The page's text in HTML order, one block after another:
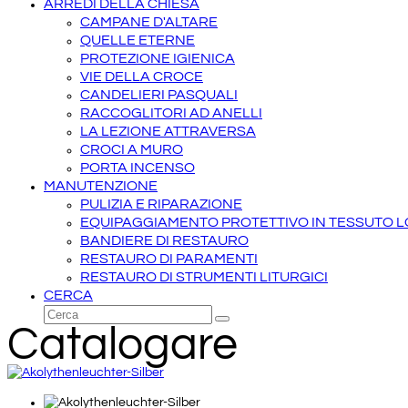
ARREDI DELLA CHIESA
CAMPANE D'ALTARE
QUELLE ETERNE
PROTEZIONE IGIENICA
VIE DELLA CROCE
CANDELIERI PASQUALI
RACCOGLITORI AD ANELLI
LA LEZIONE ATTRAVERSA
CROCI A MURO
PORTA INCENSO
MANUTENZIONE
PULIZIA E RIPARAZIONE
EQUIPAGGIAMENTO PROTETTIVO IN TESSUTO
BANDIERE DI RESTAURO
RESTAURO DI PARAMENTI
RESTAURO DI STRUMENTI LITURGICI
CERCA
Cerca
Invia
Catalogare